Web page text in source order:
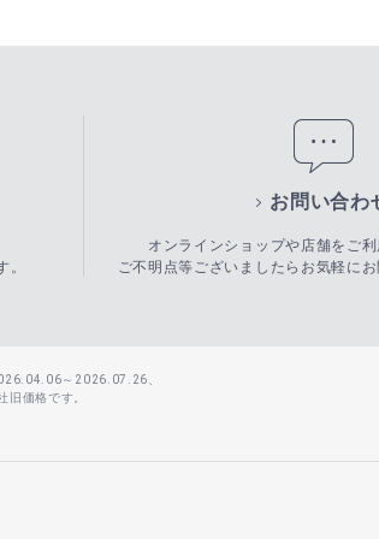
。
お問い合わ
オンラインショップや店舗をご利
ご不明点等ございましたらお気軽に
～2026.07.26、
価格です。